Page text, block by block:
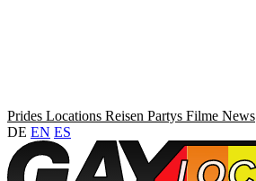
Prides Locations Reisen Partys Filme News
DE EN ES